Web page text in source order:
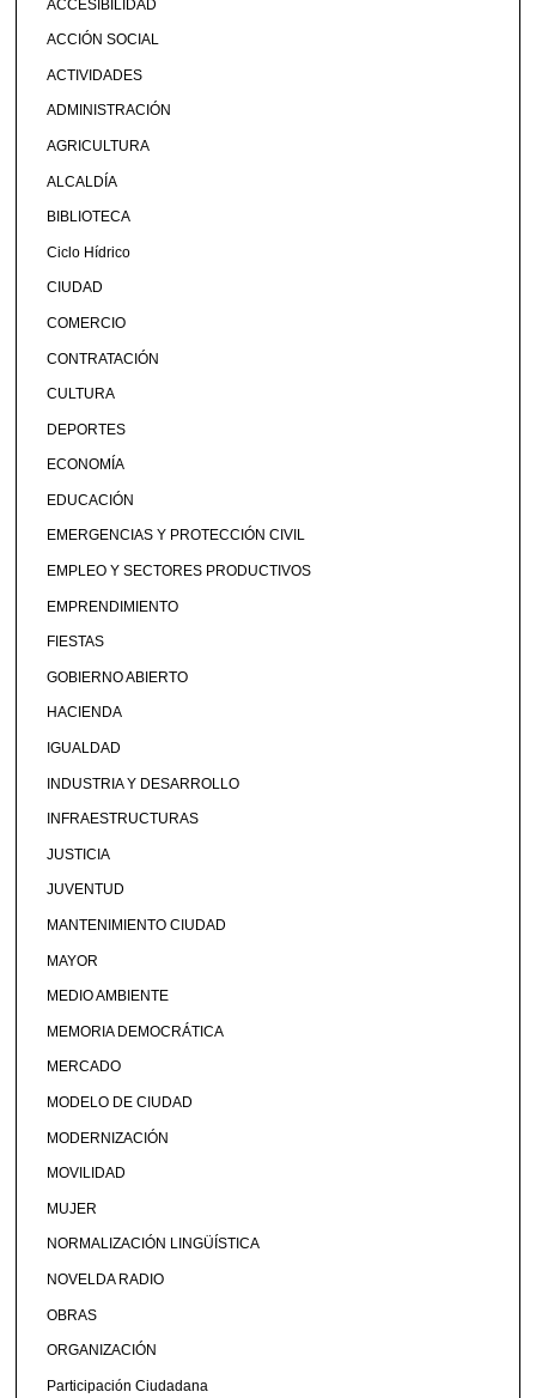
ACCESIBILIDAD
ACCIÓN SOCIAL
ACTIVIDADES
ADMINISTRACIÓN
AGRICULTURA
ALCALDÍA
BIBLIOTECA
Ciclo Hídrico
CIUDAD
COMERCIO
CONTRATACIÓN
CULTURA
DEPORTES
ECONOMÍA
EDUCACIÓN
EMERGENCIAS Y PROTECCIÓN CIVIL
EMPLEO Y SECTORES PRODUCTIVOS
EMPRENDIMIENTO
FIESTAS
GOBIERNO ABIERTO
HACIENDA
IGUALDAD
INDUSTRIA Y DESARROLLO
INFRAESTRUCTURAS
JUSTICIA
JUVENTUD
MANTENIMIENTO CIUDAD
MAYOR
MEDIO AMBIENTE
MEMORIA DEMOCRÁTICA
MERCADO
MODELO DE CIUDAD
MODERNIZACIÓN
MOVILIDAD
MUJER
NORMALIZACIÓN LINGÜÍSTICA
NOVELDA RADIO
OBRAS
ORGANIZACIÓN
Participación Ciudadana